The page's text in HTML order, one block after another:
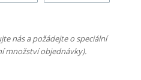
nás a požádejte o speciální
množství objednávky).